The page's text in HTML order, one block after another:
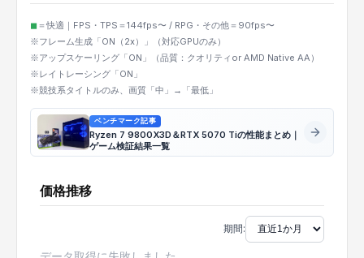
◼︎＝快適｜FPS・TPS＝144fps〜 / RPG・その他＝90fps〜
※フレーム生成「ON（2x）」（対応GPUのみ）
※アップスケーリング「ON」（品質：クオリティor AMD Native AA）
※レイトレーシング「ON」
※競技系タイトルのみ、画質「中」→「最低」
ベンチマーク記事
Ryzen 7 9800X3D＆RTX 5070 Tiの性能まとめ｜
ゲーム検証結果一覧
価格推移
期間: